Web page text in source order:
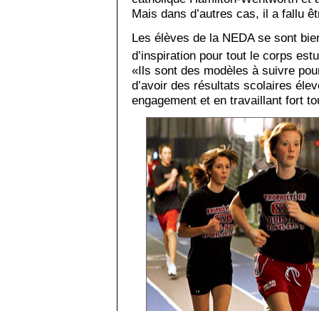
Mais dans d’autres cas, il a fallu
Les élèves de la NEDA se sont
d’inspiration pour tout le corps
«Ils sont des modèles à suivre
d’avoir des résultats scolaires
engagement et en travaillant fort